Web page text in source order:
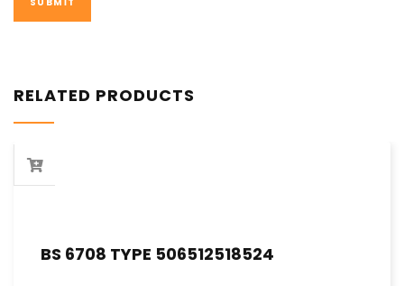
RELATED PRODUCTS
BS 6708 TYPE 506512518524